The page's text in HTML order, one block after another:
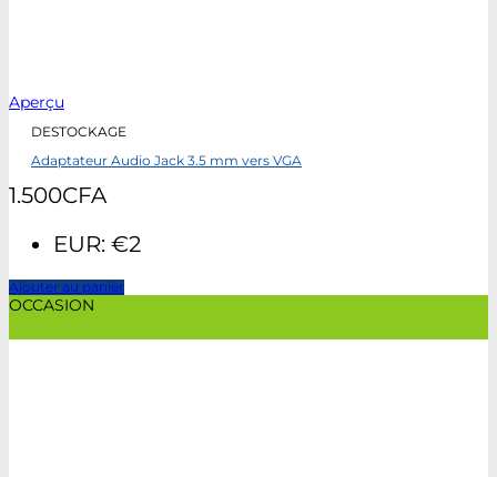
Aperçu
DESTOCKAGE
Adaptateur Audio Jack 3.5 mm vers VGA
1.500CFA
EUR: €2
Ajouter au panier
OCCASION